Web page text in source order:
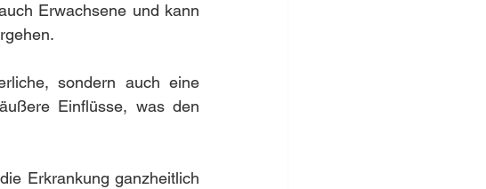
Erwachsene und kann
sondern auch eine
Einflüsse, was den
Erkrankung ganzheitlich